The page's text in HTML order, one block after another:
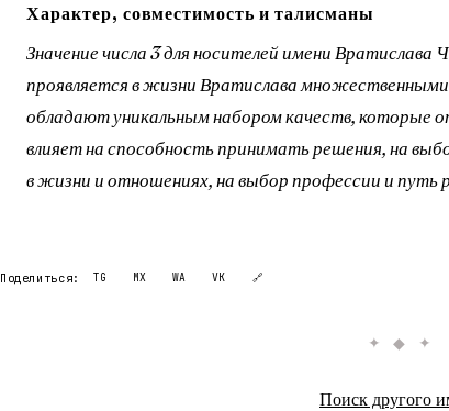
Характер, совместимость и талисманы
Значение числа 3 для носителей имени
проявляется в жизни Вратислава
обладают уникальным набором качеств, которые
влияет на способность принимать решения, на
в жизни и отношениях, на выбор профессии и путь
Поделиться: TG MX WA VK 🔗
✦ ◆ ✦
Поиск другого